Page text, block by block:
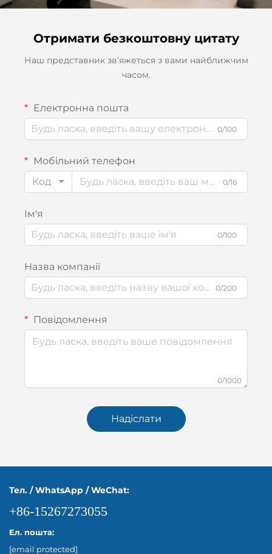
Отримати безкоштовну цитату
Наш представник зв’яжеться з вами найближчим
часом.
Електронна пошта
0/100
Мобільний телефон
Код
0/16
Ім'я
0/100
Назва компанії
0/200
Повідомлення
0/1000
Надіслати
Тел. / WhatsApp / WeChat:
+86-15267273055
Ел. пошта:
[email protected]